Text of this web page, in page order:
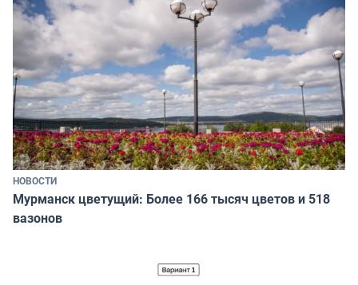
НОВОСТИ
Мурманск цветущий: Более 166 тысяч цветов и 518
вазонов